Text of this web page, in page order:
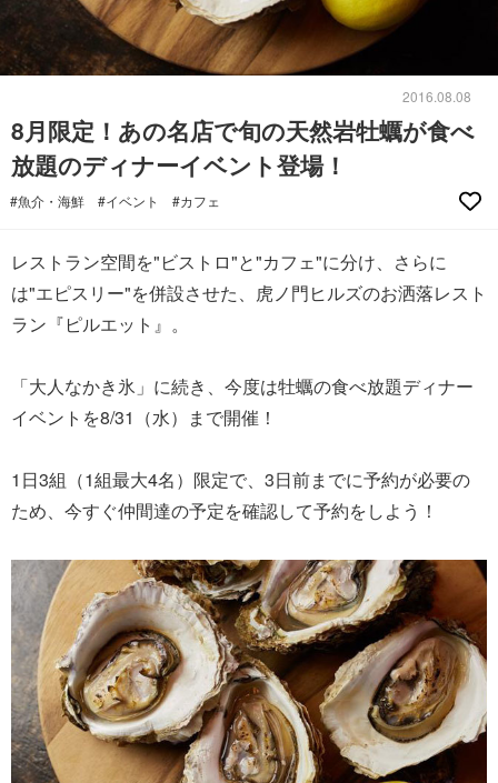
2016.08.08
8月限定！あの名店で旬の天然岩牡蠣が食べ
放題のディナーイベント登場！
#魚介・海鮮 #イベント #カフェ
レストラン空間を"ビストロ"と"カフェ"に分け、さらに
は"エピスリー"を併設させた、虎ノ門ヒルズのお洒落レスト
ラン『ピルエット』。
「大人なかき氷」に続き、今度は牡蠣の食べ放題ディナー
イベントを8/31（水）まで開催！
1日3組（1組最大4名）限定で、3日前までに予約が必要の
ため、今すぐ仲間達の予定を確認して予約をしよう！